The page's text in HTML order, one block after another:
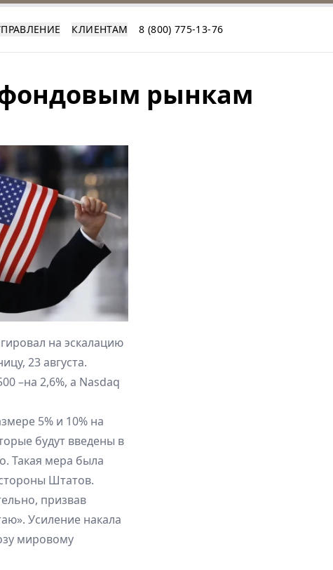
КЛИЕНТАМ 8 (800) 775-13-76
фондовым рынкам
на эскалацию
23 августа.
–на 2,6%, а Nasdaq
5% и 10% на
будут введены в
Такая мера была
Штатов.
призвав
Усиление накала
мировому